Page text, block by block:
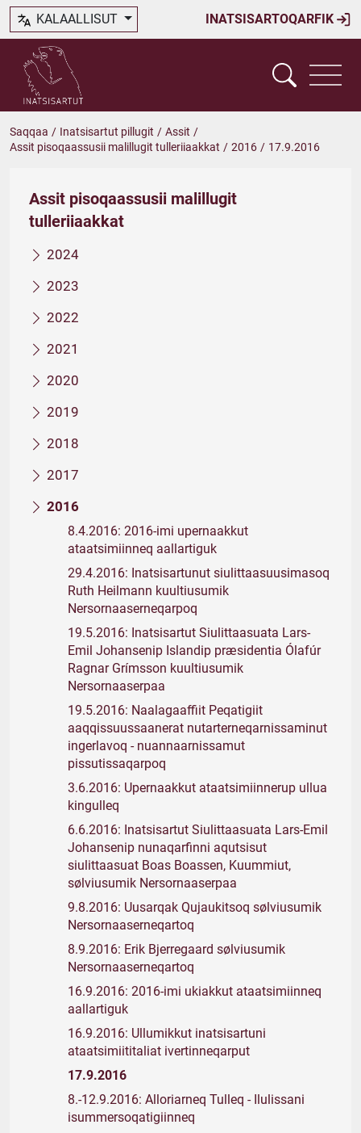
INATSISARTOQARFIK
KALAALLISUT
Saqqaa / Inatsisartut pillugit / Assit /
Assit pisoqaassusii malillugit tulleriiaakkat / 2016 / 17.9.2016
Assit pisoqaassusii malillugit
tulleriiaakkat
2024
2023
2022
2021
2020
2019
2018
2017
2016
8.4.2016: 2016-imi upernaakkut
ataatsimiinneq aallartiguk
29.4.2016: Inatsisartunut siulittaasuusimasoq
Ruth Heilmann kuultiusumik
Nersornaaserneqarpoq
19.5.2016: Inatsisartut Siulittaasuata Lars-
Emil Johansenip Islandip præsidentia Ólafúr
Ragnar Grímsson kuultiusumik
Nersornaaserpaa
19.5.2016: Naalagaaffiit Peqatigiit
aaqqissuussaanerat nutarterneqarnissaminut
ingerlavoq - nuannaarnissamut
pissutissaqarpoq
3.6.2016: Upernaakkut ataatsimiinnerup ullua
kingulleq
6.6.2016: Inatsisartut Siulittaasuata Lars-Emil
Johansenip nunaqarfinni aqutsisut
siulittaasuat Boas Boassen, Kuummiut,
sølviusumik Nersornaaserpaa
9.8.2016: Uusarqak Qujaukitsoq sølviusumik
Nersornaaserneqartoq
8.9.2016: Erik Bjerregaard sølviusumik
Nersornaaserneqartoq
16.9.2016: 2016-imi ukiakkut ataatsimiinneq
aallartiguk
16.9.2016: Ullumikkut inatsisartuni
ataatsimiititaliat ivertinneqarput
17.9.2016
8.-12.9.2016: Alloriarneq Tulleq - Ilulissani
isummersoqatigiinneq